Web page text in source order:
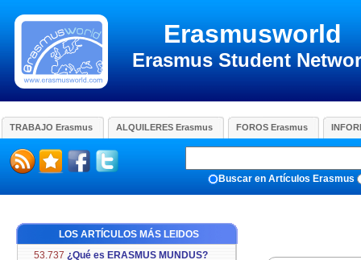
Erasmusworld
Erasmus Student
TRABAJO Erasmus ALQUILERES Erasmus FOROS Erasmus
Buscar en Artículos Erasmus
LOS ARTÍCULOS MÁS LEIDOS
53.737 ¿Qué es ERASMUS MUNDUS?